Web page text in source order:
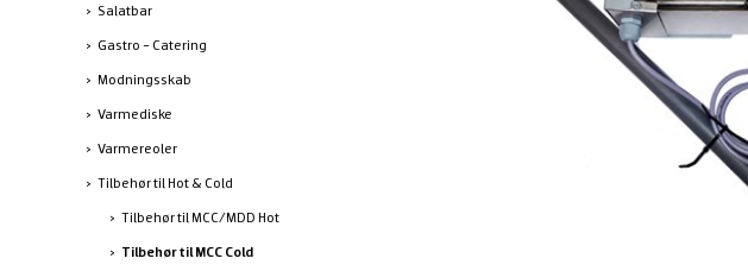
Salatbar
Gastro - Catering
Modningsskab
Varmediske
Varmereoler
Tilbehør til Hot & Cold
Tilbehør til MCC/MDD Hot
Tilbehør til MCC Cold